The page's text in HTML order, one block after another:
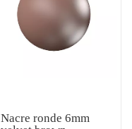
Nacre ronde 6mm